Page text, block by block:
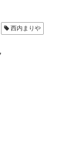
西内まりや